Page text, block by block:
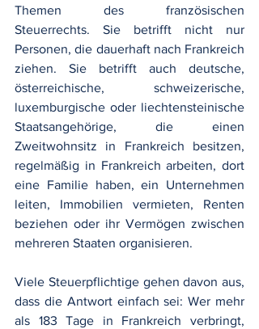
Themen des französischen
Steuerrechts. Sie betrifft nicht nur
Personen, die dauerhaft nach Frankreich
ziehen. Sie betrifft auch deutsche,
österreichische, schweizerische,
luxemburgische oder liechtensteinische
Staatsangehörige, die einen
Zweitwohnsitz in Frankreich besitzen,
regelmäßig in Frankreich arbeiten, dort
eine Familie haben, ein Unternehmen
leiten, Immobilien vermieten, Renten
beziehen oder ihr Vermögen zwischen
mehreren Staaten organisieren.
Viele Steuerpflichtige gehen davon aus,
dass die Antwort einfach sei: Wer mehr
als 183 Tage in Frankreich verbringt,